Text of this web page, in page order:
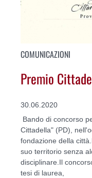
COMUNICAZIONI
Premio
30.06.2020
Bando di concorso
Cittadella" (PD),
fondazione della
suo territorio senza
disciplinare.Il
tesi di laurea,